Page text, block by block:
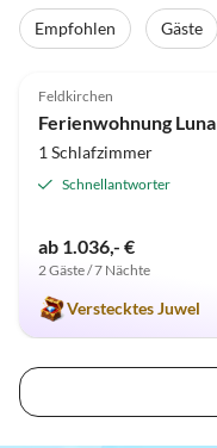
Empfohlen Gäste
Feldkirchen
Ferienwohnung Luna
1 Schlafzimmer
Schnellantworter
ab 1.036,- €
2 Gäste / 7 Nächte
Verstecktes Juwel